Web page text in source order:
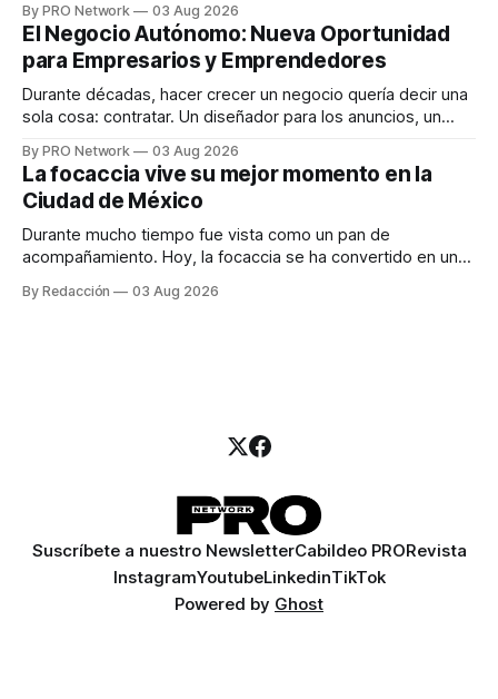
INTERIUS, el problema suele estar en otro lugar. Durante
una entrevista para el podcast SER PRO, el especialista en
marketing digital explicó que
By PRO Network 03 Aug 2026
El Negocio Autónomo: Nueva Oportunidad
para Empresarios y Emprendedores
Durante décadas, hacer crecer un negocio quería decir una
sola cosa: contratar. Un diseñador para los anuncios, un
para los textos, alguien que supiera de publicidad digital
para encontrar prospectos, un vendedor para atender
llamadas y mensajes, y —con suerte— una persona
By PRO Network 03 Aug 2026
La focaccia vive su mejor momento en la
Ciudad de México
Durante mucho tiempo fue vista como un pan de
acompañamiento. Hoy, la focaccia se ha convertido en uno
artesanal, ingredientes de calidad y experiencias que
By Redacción 03 Aug 2026
Suscríbete a nuestro NewsletterCabildeo PRORevista
InstagramYoutubeLinkedinTikTok
Powered by Ghost